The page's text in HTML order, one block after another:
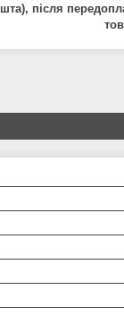
), після